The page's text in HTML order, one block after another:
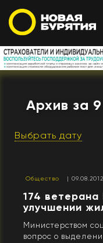
Архив за
Выбрать дату
Общество |
174
улучшении
Министерством
вопрос о